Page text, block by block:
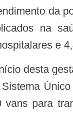
na
e
desta
para